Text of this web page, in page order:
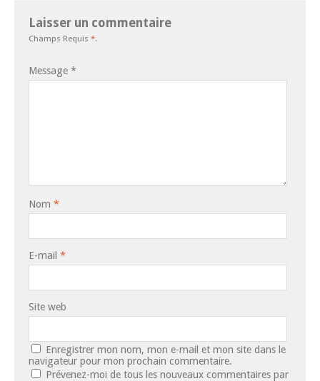
Laisser un commentaire
Champs Requis *.
Message *
Nom *
E-mail *
Site web
Enregistrer mon nom, mon e-mail et mon site dans le
navigateur pour mon prochain commentaire.
Prévenez-moi de tous les nouveaux commentaires par